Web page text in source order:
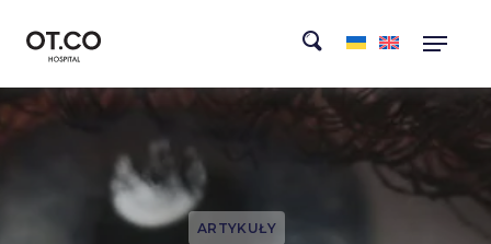
ARTYKUŁY